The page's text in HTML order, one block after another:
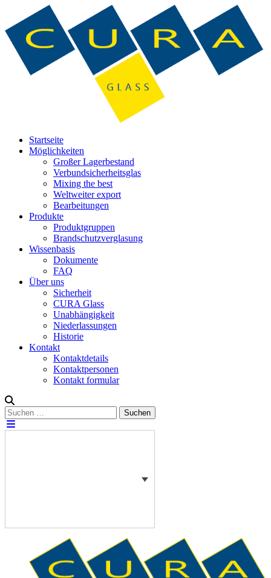
Startseite
Möglichkeiten
Großer Lagerbestand
Verbundsicherheitsglas
Mixing the best
Weltweiter export
Bearbeitungen
Produkte
Produktgruppen
Brandschutzverglasung
Wissenbasis
Dokumente
FAQ
Über uns
Sicherheit
CURA Glass
Unabhängigkeit
Niederlassungen
Historie
Kontakt
Kontaktdetails
Kontaktpersonen
Kontakt formular
Suchen
nach:
Suchen